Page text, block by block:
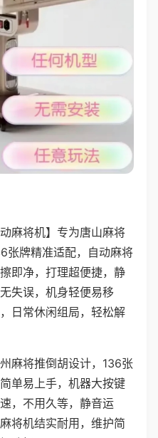
麻将机】专为唐山麻将
张牌精准适配，自动麻将
即净，打理超便捷，静
失误，机身轻便易移
日常休闲组局，轻松解
麻将推倒胡设计，136张
单易上手，机器大按键
，不用久等，静音运
将机结实耐用，维护简